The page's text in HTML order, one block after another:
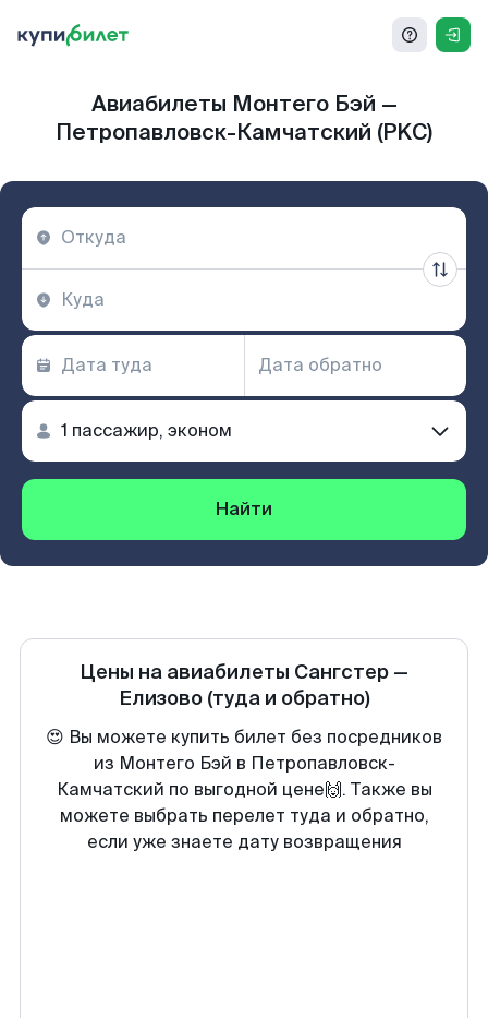
Авиабилеты Монтего Бэй —
Петропавловск-Камчатский (PKC)
Найти
Цены на авиабилеты Сангстер —
Елизово (туда и обратно)
😍 Вы можете купить билет без посредников
из Монтего Бэй в Петропавловск-
Камчатский по выгодной цене🙌. Также вы
можете выбрать перелет туда и обратно,
если уже знаете дату возвращения